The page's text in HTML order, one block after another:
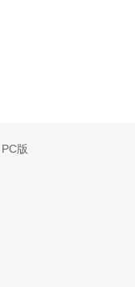
PC版